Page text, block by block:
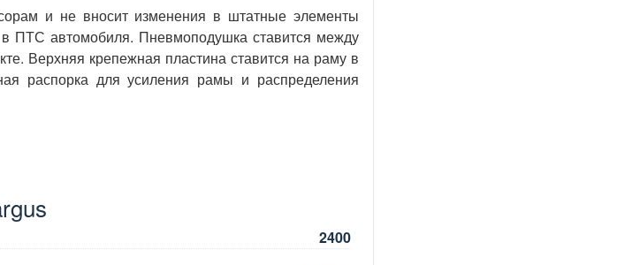
и не вносит изменения в штатные элементы
в ПТС автомобиля. Пневмоподушка ставится между
Верхняя крепежная пластина ставится на раму в
распорка для усиления рамы и распределения
2400